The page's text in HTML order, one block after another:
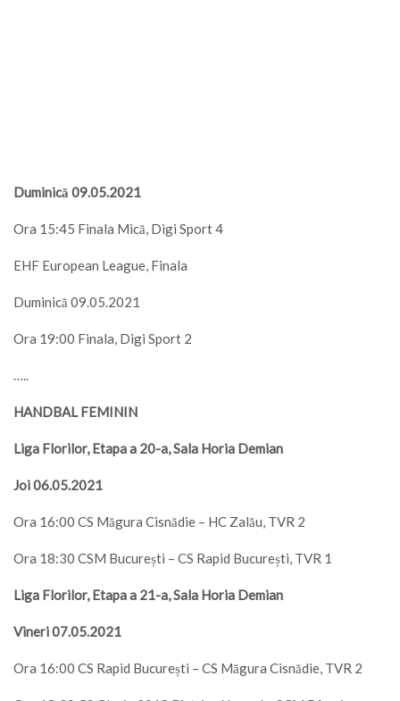
Duminică 09.05.2021
Ora 15:45 Finala Mică, Digi Sport 4
EHF European League, Finala
Duminică 09.05.2021
Ora 19:00 Finala, Digi Sport 2
…..
HANDBAL FEMININ
Liga Florilor, Etapa a 20-a, Sala Horia Demian
Joi 06.05.2021
Ora 16:00 CS Măgura Cisnădie – HC Zalău, TVR 2
Ora 18:30 CSM București – CS Rapid București, TVR 1
Liga Florilor, Etapa a 21-a, Sala Horia Demian
Vineri 07.05.2021
Ora 16:00 CS Rapid București – CS Măgura Cisnădie, TVR 2